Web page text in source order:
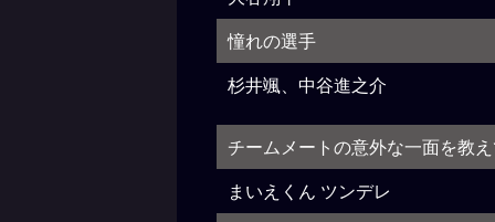
憧れの選手
杉井颯、中谷進之介
チームメートの意外な一面を教
まいえくん ツンデレ